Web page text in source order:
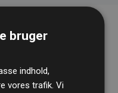
bruger
indhold,
vores trafik. Vi